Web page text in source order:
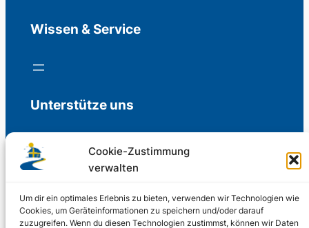
Cookie-Zustimmung
verwalten
Um dir ein optimales Erlebnis zu bieten, verwenden wir Technologien wie
Cookies, um Geräteinformationen zu speichern und/oder darauf
zuzugreifen. Wenn du diesen Technologien zustimmst, können wir Daten
Wissen & Service
Unterstütze uns
Freiwillige Spenden für die Aufrechterhaltung